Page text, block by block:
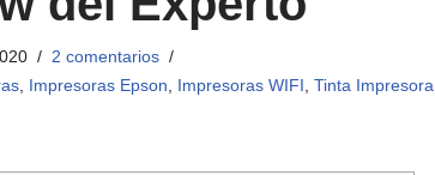
2 comentarios
, Impresoras Epson, Impresoras WIFI, Tinta Impresora